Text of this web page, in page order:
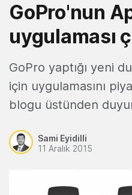
GoPro'nun
uygulaması
GoPro yaptığı yeni
için uygulamasını
blogu üstünden
Sami Eyidilli
11 Aralık 2015